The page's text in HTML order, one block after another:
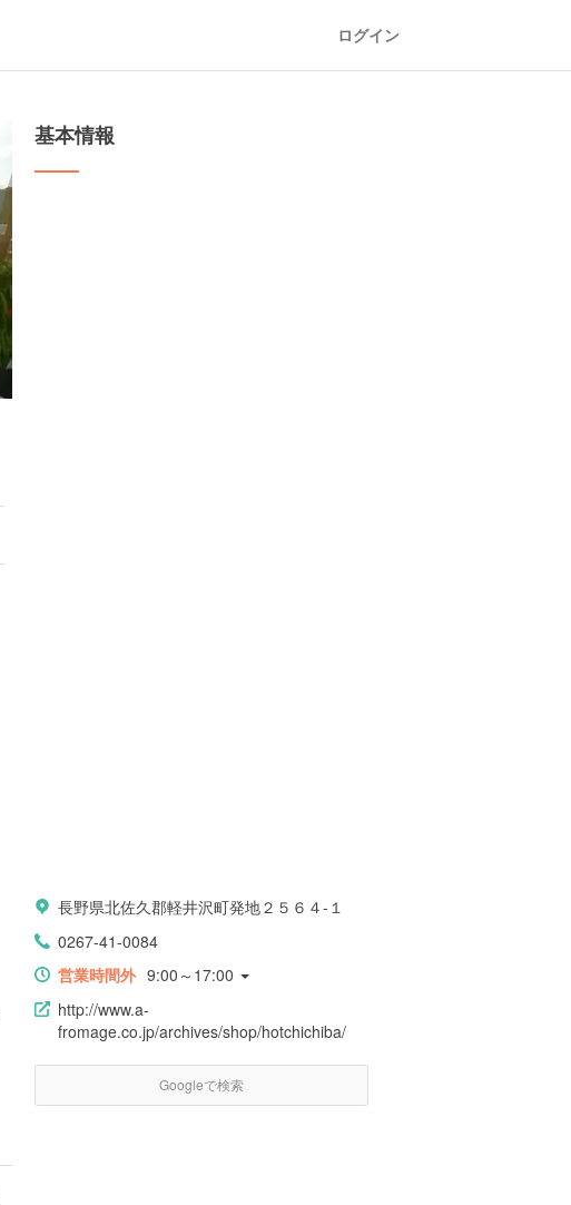
ログイン
基本情報
長野県北佐久郡軽井沢町発地２５６４-１
0267-41-0084
営業時間外 9:00～17:00
http://www.a-
fromage.co.jp/archives/shop/hotchichiba/
Googleで検索